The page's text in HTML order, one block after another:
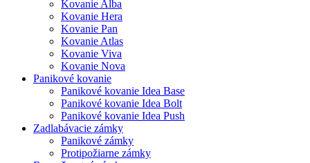
Kovanie Alba
Kovanie Hera
Kovanie Pan
Kovanie Atlas
Kovanie Viva
Kovanie Nova
Panikové kovanie
Panikové kovanie Idea Base
Panikové kovanie Idea Bolt
Panikové kovanie Idea Push
Zadlabávacie zámky
Panikové zámky
Protipožiarne zámky